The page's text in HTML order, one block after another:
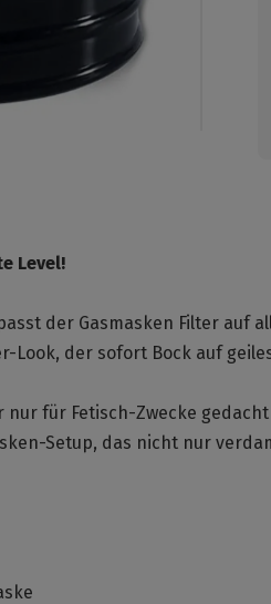
Level!
der Gasmasken Filter auf
der sofort Bock auf
nur für Fetisch-Zwecke
Setup, das nicht nur